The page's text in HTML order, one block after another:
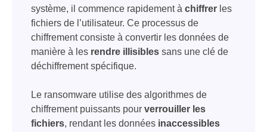
système, il commence rapidement à chiffrer les
fichiers de l’utilisateur. Ce processus de
chiffrement consiste à convertir les données de
manière à les rendre illisibles sans une clé de
déchiffrement spécifique.
Le ransomware utilise des algorithmes de
chiffrement puissants pour verrouiller les
fichiers, rendant les données inaccessibles